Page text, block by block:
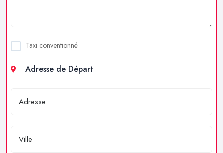
Taxi conventionné
Adresse de Départ